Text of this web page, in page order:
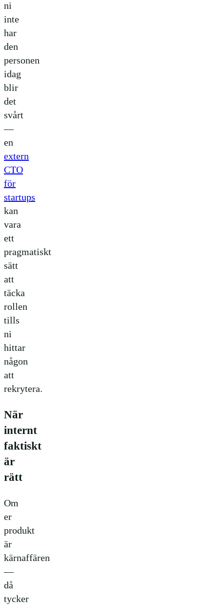
ni
inte
har
den
personen
idag
blir
det
svårt
—
en
extern
CTO
för
startups
kan
vara
ett
pragmatiskt
sätt
att
täcka
rollen
tills
ni
hittar
någon
att
rekrytera.
När
internt
faktiskt
är
rätt
Om
er
produkt
är
kärnaffären
—
då
tycker